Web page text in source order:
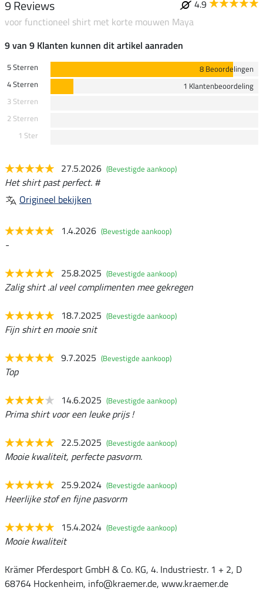
9 Reviews
4.9
voor functioneel shirt met korte mouwen Maya
9 van 9 Klanten kunnen dit artikel aanraden
5 Sterren
8 Beoordelingen
4 Sterren
1 Klantenbeoordeling
3 Sterren
2 Sterren
1 Ster
27.5.2026 (Bevestigde aankoop)
Het shirt past perfect. #
Origineel bekijken
1.4.2026 (Bevestigde aankoop)
-
25.8.2025 (Bevestigde aankoop)
Zalig shirt .al veel complimenten mee gekregen
18.7.2025 (Bevestigde aankoop)
Fijn shirt en mooie snit
9.7.2025 (Bevestigde aankoop)
Top
14.6.2025 (Bevestigde aankoop)
Prima shirt voor een leuke prijs !
22.5.2025 (Bevestigde aankoop)
Mooie kwaliteit, perfecte pasvorm.
25.9.2024 (Bevestigde aankoop)
Heerlijke stof en fijne pasvorm
15.4.2024 (Bevestigde aankoop)
Mooie kwaliteit
Krämer Pferdesport GmbH & Co. KG, 4. Industriestr. 1 + 2, D
68764 Hockenheim, info@kraemer.de, www.kraemer.de